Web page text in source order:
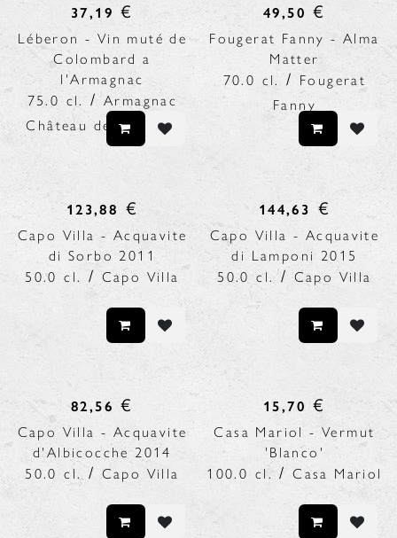
37,19 €
Léberon - Vin muté de
Colombard a
l'Armagnac
75.0 cl. /Armagnac
Château de Léberon
49,50 €
Fougerat Fanny - Alma
Matter
70.0 cl. / Fougerat
Fanny
123,88 €
Capo Villa - Acquavite
di Sorbo 2011
50.0 cl. / Capo Villa
144,63 €
Capo Villa - Acquavite
di Lamponi 2015
50.0 cl./Capo Villa
82,56 €
Capo Villa - Acquavite
d'Albicocche 2014
50.0 cl./ Capo Villa
15,70 €
Casa Mariol - Vermut
'Blanco'
100.0 cl. /Casa Mariol